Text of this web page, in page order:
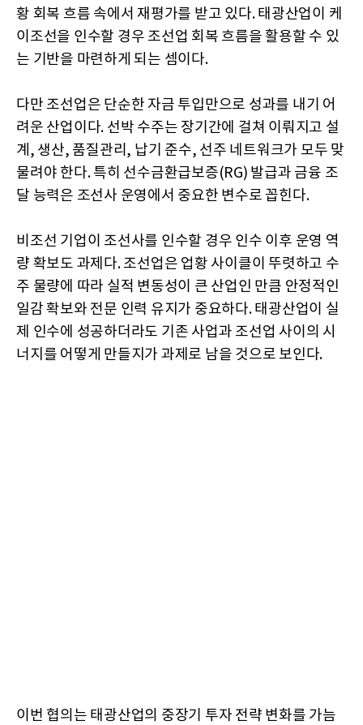
황 회복 흐름 속에서 재평가를 받고 있다. 태광산업이 케
이조선을 인수할 경우 조선업 회복 흐름을 활용할 수 있
는 기반을 마련하게 되는 셈이다.
다만 조선업은 단순한 자금 투입만으로 성과를 내기 어
려운 산업이다. 선박 수주는 장기간에 걸쳐 이뤄지고 설
계, 생산, 품질관리, 납기 준수, 선주 네트워크가 모두 맞
물려야 한다. 특히 선수금환급보증(RG) 발급과 금융 조
달 능력은 조선사 운영에서 중요한 변수로 꼽힌다.
비조선 기업이 조선사를 인수할 경우 인수 이후 운영 역
량 확보도 과제다. 조선업은 업황 사이클이 뚜렷하고 수
주 물량에 따라 실적 변동성이 큰 산업인 만큼 안정적인
일감 확보와 전문 인력 유지가 중요하다. 태광산업이 실
제 인수에 성공하더라도 기존 사업과 조선업 사이의 시
너지를 어떻게 만들지가 과제로 남을 것으로 보인다.
이번 협의는 태광산업의 중장기 투자 전략 변화를 가늠